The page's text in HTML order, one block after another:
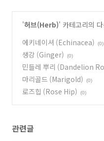
'허브(Herb)' 카테고리의
에키네이셔 (Echinacea)
(0)
생강 (Ginger) (0)
민들레 뿌리 (Dandelion
마리골드 (Marigold) (0)
로즈힙 (Rose Hip) (0)
관련글